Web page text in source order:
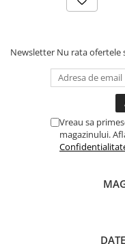
Newsletter Nu rata ofertele
Vreau sa
magazinului.